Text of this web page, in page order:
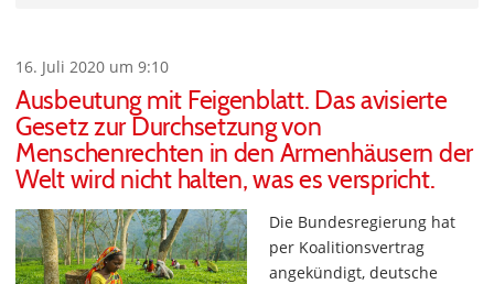
16. Juli 2020 um 9:10
Ausbeutung mit Feigenblatt. Das avisierte
Gesetz zur Durchsetzung von
Menschenrechten in den Armenhäusern der
Welt wird nicht halten, was es verspricht.
Die Bundesregierung hat
per Koalitionsvertrag
angekündigt, deutsche